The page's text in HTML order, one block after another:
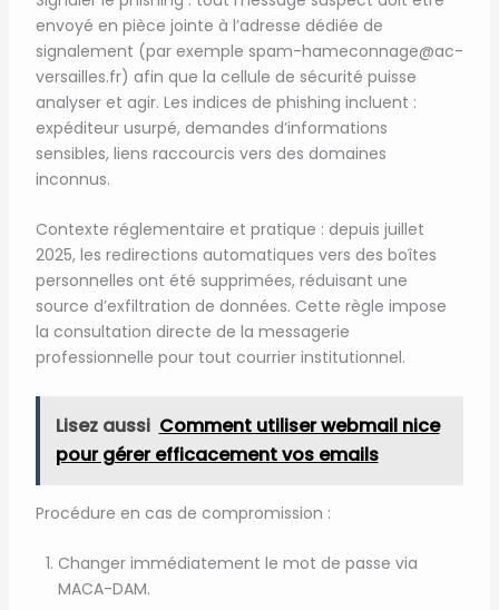
envoyé en pièce jointe à l’adresse dédiée de
signalement (par exemple spam-hameconnage@ac-
versailles.fr) afin que la cellule de sécurité puisse
analyser et agir. Les indices de phishing incluent :
expéditeur usurpé, demandes d’informations
sensibles, liens raccourcis vers des domaines
inconnus.
Contexte réglementaire et pratique : depuis juillet
2025, les redirections automatiques vers des boîtes
personnelles ont été supprimées, réduisant une
source d’exfiltration de données. Cette règle impose
la consultation directe de la messagerie
professionnelle pour tout courrier institutionnel.
Lisez aussi Comment utiliser webmail nice
pour gérer efficacement vos emails
Procédure en cas de compromission :
Changer immédiatement le mot de passe via
MACA-DAM.